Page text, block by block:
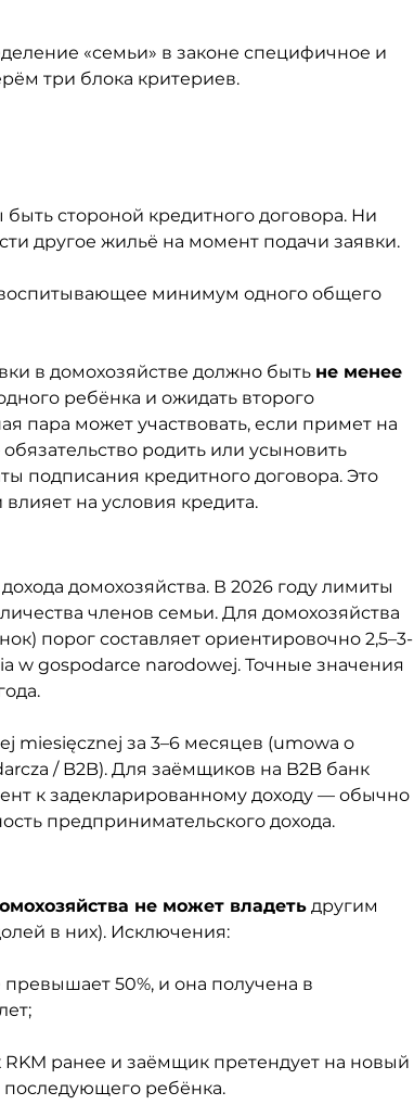
«семьи» в законе специфичное и
три блока критериев.
стороной кредитного договора. Ни
другое жильё на момент подачи заявки.
минимум одного общего
в домохозяйстве должно быть не менее
ребёнка и ожидать второго
пара может участвовать, если примет на
родить или усыновить
подписания кредитного договора. Это
на условия кредита.
домохозяйства. В 2026 году лимиты
членов семьи. Для домохозяйства
порог составляет ориентировочно 2,5–3-
w gospodarce narodowej. Точные значения
miesięcznej за 3–6 месяцев (umowa o
/ B2B). Для заёмщиков на B2B банк
к задекларированному доходу — обычно
предпринимательского дохода.
не может владеть другим
в них). Исключения:
50%, и она получена в
ранее и заёмщик претендует на новый
последующего ребёнка.